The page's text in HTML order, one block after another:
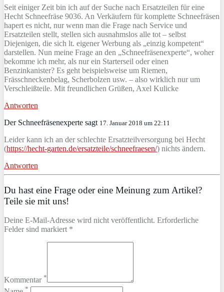
Seit einiger Zeit bin ich auf der Suche nach Ersatzteilen für eine
Hecht Schneefräse 9036. An Verkäufern für komplette Schneefräsen
hapert es nicht, nur wenn man die Frage nach Service und
Ersatzteilen stellt, stellen sich ausnahmslos alle tot – selbst
Diejenigen, die sich lt. eigener Werbung als „einzig kompetent“
darstellen. Nun meine Frage an den „Schneefräsenexperte“, woher
bekomme ich mehr, als nur ein Starterseil oder einen
Benzinkanister? Es geht beispielsweise um Riemen,
Frässchneckenbelag, Scherbolzen usw. – also wirklich nur um
Verschleißteile. Mit freundlichen Grüßen, Axel Kulicke
Antworten
Der Schneefräsenexperte sagt 17. Januar 2018 um 22:11
Leider kann ich an der schlechte Ersatzteilversorgung bei Hecht
(https://hecht-garten.de/ersatzteile/schneefraesen/) nichts ändern.
Antworten
Du hast eine Frage oder eine Meinung zum Artikel?
Teile sie mit uns!
Deine E-Mail-Adresse wird nicht veröffentlicht. Erforderliche
Felder sind markiert *
Kommentar *
*